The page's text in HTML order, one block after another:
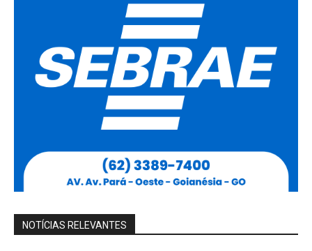
NOTÍCIAS RELEVANTES